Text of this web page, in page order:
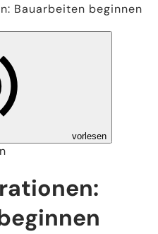
Bauarbeiten beginnen
vorlesen